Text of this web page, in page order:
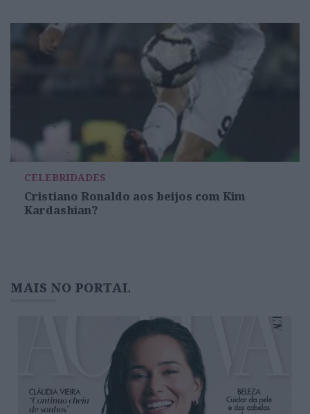
CELEBRIDADES
Cristiano Ronaldo aos beijos com Kim
Kardashian?
MAIS NO PORTAL